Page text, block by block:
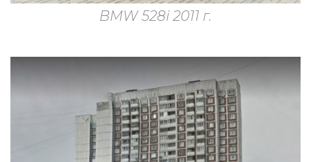
BMW 528i 2011 г.